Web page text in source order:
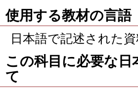
使用する教材の言語
日本語で記述された
この科目に必要な
て